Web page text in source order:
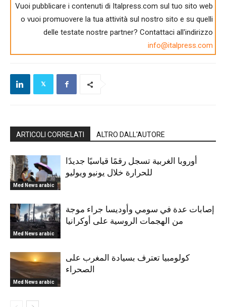
Vuoi pubblicare i contenuti di Italpress.com sul tuo sito web
o vuoi promuovere la tua attività sul nostro sito e su quelli
delle testate nostre partner? Contattaci all'indirizzo
info@italpress.com
ARTICOLI CORRELATI ALTRO DALL'AUTORE
Med News arabic
أوروبا الغربية تسجل رقمًا قياسيًا جديدًا
للحرارة خلال يونيو ويوليو
Med News arabic
إصابات عدة في سومي وأوديسا جراء موجة
من الهجمات الروسية على أوكرانيا
Med News arabic
كولومبيا تعترف بسيادة المغرب على
الصحراء